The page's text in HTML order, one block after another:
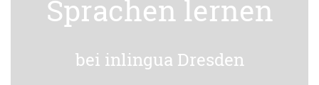
Sprachen lernen
bei inlingua Dresden